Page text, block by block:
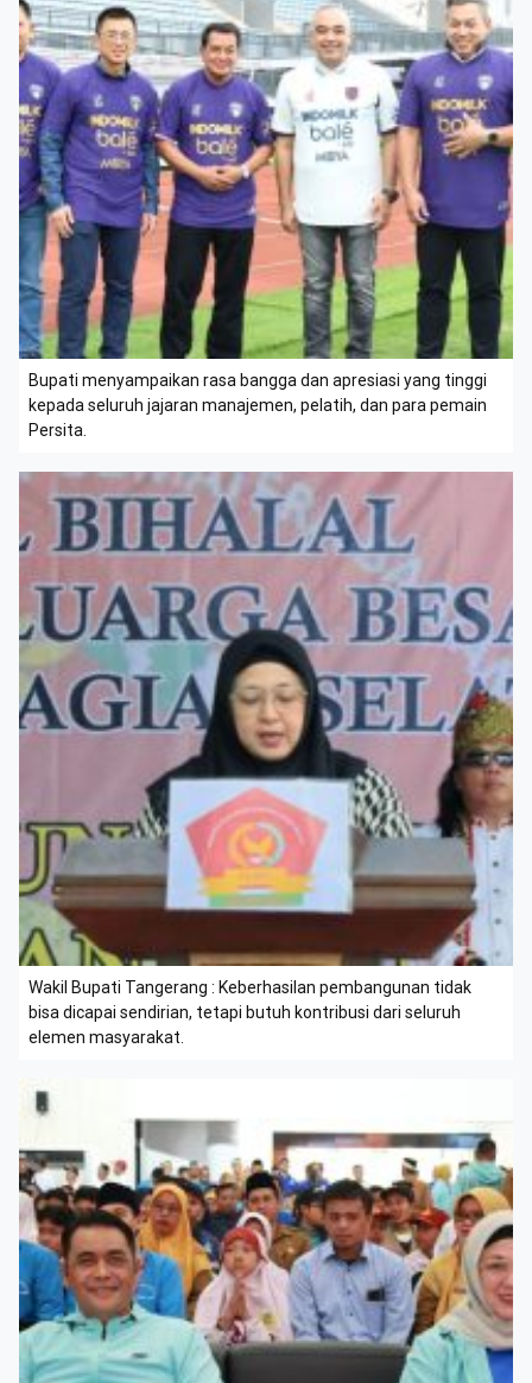
Bupati menyampaikan rasa bangga dan apresiasi yang tinggi
kepada seluruh jajaran manajemen, pelatih, dan para pemain
Persita.
Wakil Bupati Tangerang : Keberhasilan pembangunan tidak
bisa dicapai sendirian, tetapi butuh kontribusi dari seluruh
elemen masyarakat.